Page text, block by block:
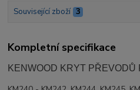
Související zboží 3
Kompletní specifikace
KENWOOD KRYT PŘEVODŮ